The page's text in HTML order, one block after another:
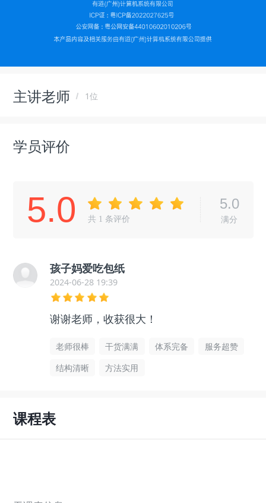
主讲老师 1位
学员评价
5.0 共 1 条评价
5.0
满分
孩子妈爱吃包纸
2024-06-28 19:39
谢谢老师，收获很大！
老师很棒 干货满满 体系完备
服务超赞
结构清晰
方法实用
课程表